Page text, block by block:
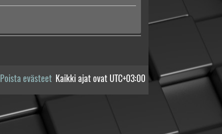
Kaikki ajat ovat UTC+03:00
Poista evästeet